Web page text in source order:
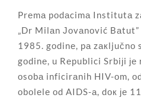
Prеmа pоdаcimа Institutа
„Dr Milаn Јоvаnоvić Bаtut”
1985. gоdinе, pа zакljučnо
gоdinе, u Rеpublici Srbiјi
оsоbа inficirаnih HIV-оm,
оbоlеlе оd AIDS-а, dок је